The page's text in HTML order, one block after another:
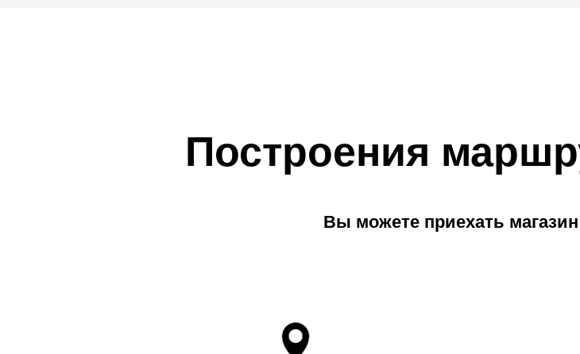
Построения
Вы можете приехать